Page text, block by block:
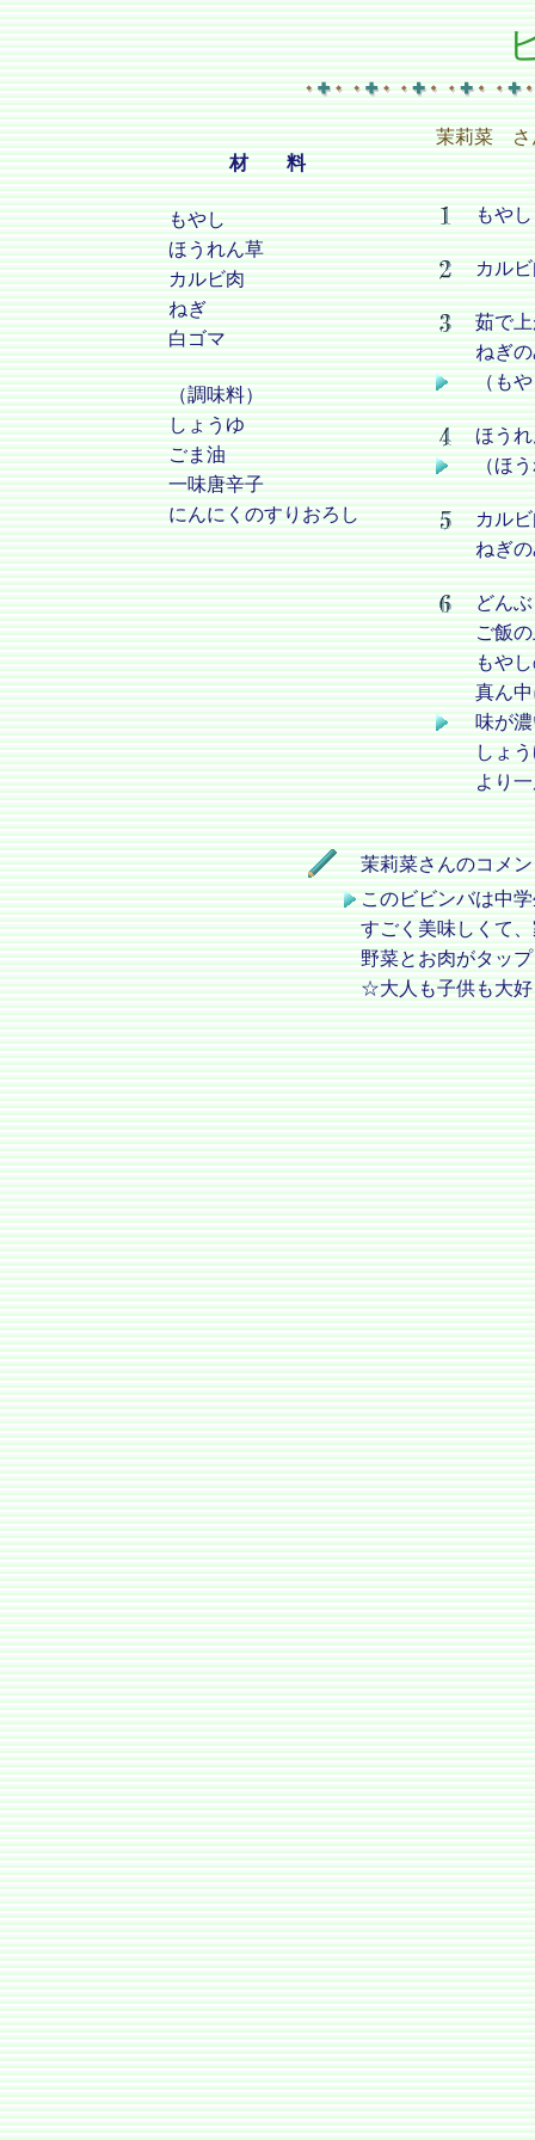
材 料
もやし
ほうれん草
カルビ肉
ねぎ
白ゴマ
（調味料）
しょうゆ
ごま油
一味唐辛子
にんにくのすりおろし
茉莉菜 さ
もや
カル
茹で
ねぎ
（も
ほう
（ほ
カル
ねぎ
どん
ご飯
もや
真ん
味が
しょ
より
茉莉菜さんのコメ
このビビンバは中
すごく美味しくて
野菜とお肉がタッ
☆大人も子供も大